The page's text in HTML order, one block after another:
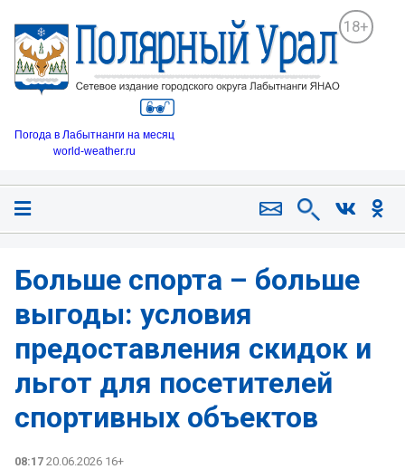
18+
Погода в Лабытнанги на месяц
world-weather.ru
Больше спорта – больше
выгоды: условия
предоставления скидок и
льгот для посетителей
спортивных объектов
08:17 20.06.2026 16+